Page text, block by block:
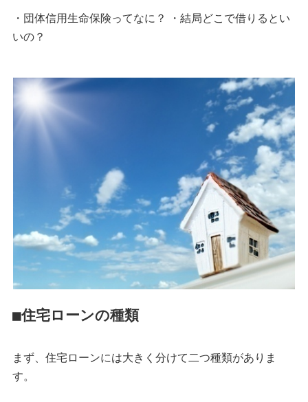
・団体信用生命保険ってなに？ ・結局どこで借りるとい
いの？
■住宅ローンの種類
まず、住宅ローンには大きく分けて二つ種類がありま
す。